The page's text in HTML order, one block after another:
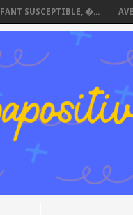
SUSCEPTIBLE, �...